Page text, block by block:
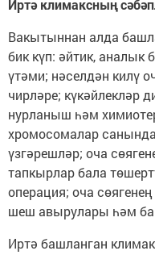
Иртә климаксның
Вакытыннан алда
бик күп: әйтик, аналык
үтәми; нәселдән килү
чирләре; күкәйлекләр
нурланыш һәм
хромосомалар
үзгәрешләр; оча
тапкырлар бала
операция; оча
шеш авырулары һәм
Иртә башланган